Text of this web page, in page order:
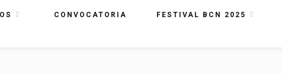
CONVOCATORIA FESTIVAL BCN 2025